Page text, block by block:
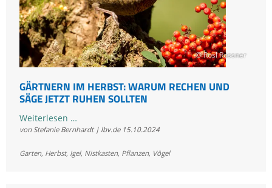
© Rosl Rössner
GÄRTNERN IM HERBST: WARUM RECHEN UND
SÄGE JETZT RUHEN SOLLTEN
Weiterlesen …Gärtnern
im
Warum
von Stefanie Bernhardt | lbv.de 15.10.2024
Garten, Herbst, Igel, Nistkasten, Pflanzen, Vögel